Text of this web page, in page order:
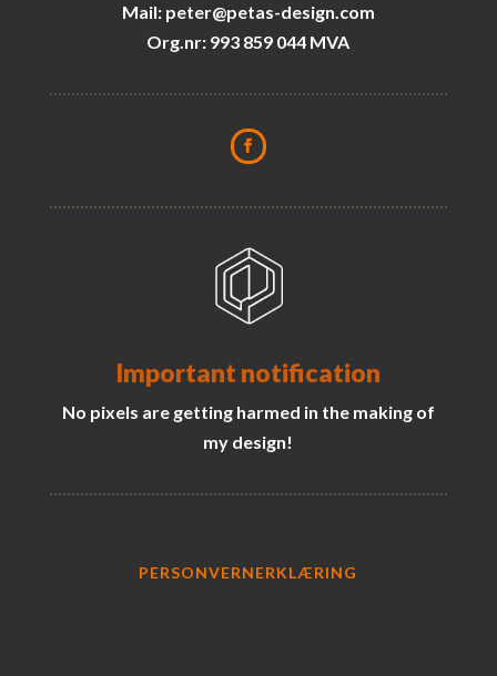
Mail: peter@petas-design.com
Org.nr: 993 859 044 MVA
Important notification
No pixels are getting harmed in the making of
my design!
PERSONVERNERKLÆRING